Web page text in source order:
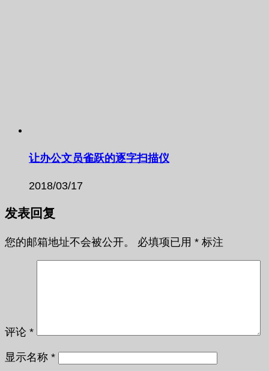
让办公文员雀跃的逐字扫描仪
2018/03/17
发表回复
您的邮箱地址不会被公开。 必填项已用 * 标注
评论 *
显示名称 *